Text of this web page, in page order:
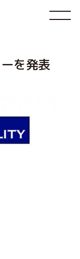
を発表